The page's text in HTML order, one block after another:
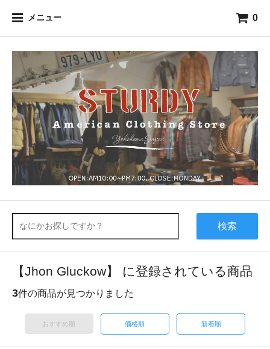
メニュー 0
検索
【Jhon Gluckow】 に登録されている商品
3件の商品が見つかりました
おすすめ順 価格順 新着順